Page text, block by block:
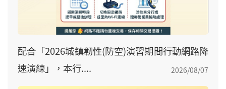
配合「2026城鎮韌性(防空)演習期間行動網路降
速演練」，本行....
2026/08/07